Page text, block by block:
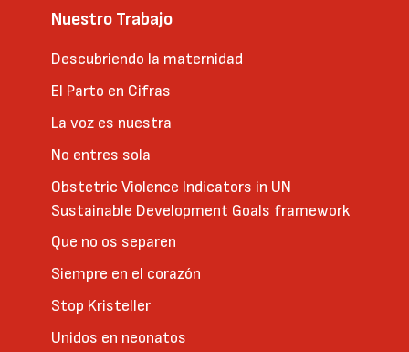
Nuestro Trabajo
Descubriendo la maternidad
El Parto en Cifras
La voz es nuestra
No entres sola
Obstetric Violence Indicators in UN
Sustainable Development Goals framework
Que no os separen
Siempre en el corazón
Stop Kristeller
Unidos en neonatos